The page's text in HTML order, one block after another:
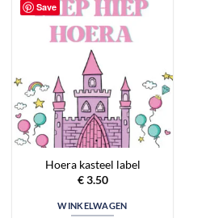
Save
Hoera kasteel label
€3.50
WINKELWAGEN